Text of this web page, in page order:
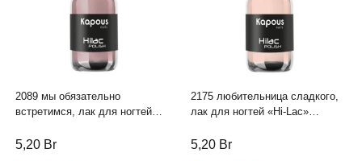
2089 мы обязательно
встретимся, лак для ногтей
5,20 Br
2175 любительница сладкого,
лак для ногтей «Hi-Lac»
5,20 Br